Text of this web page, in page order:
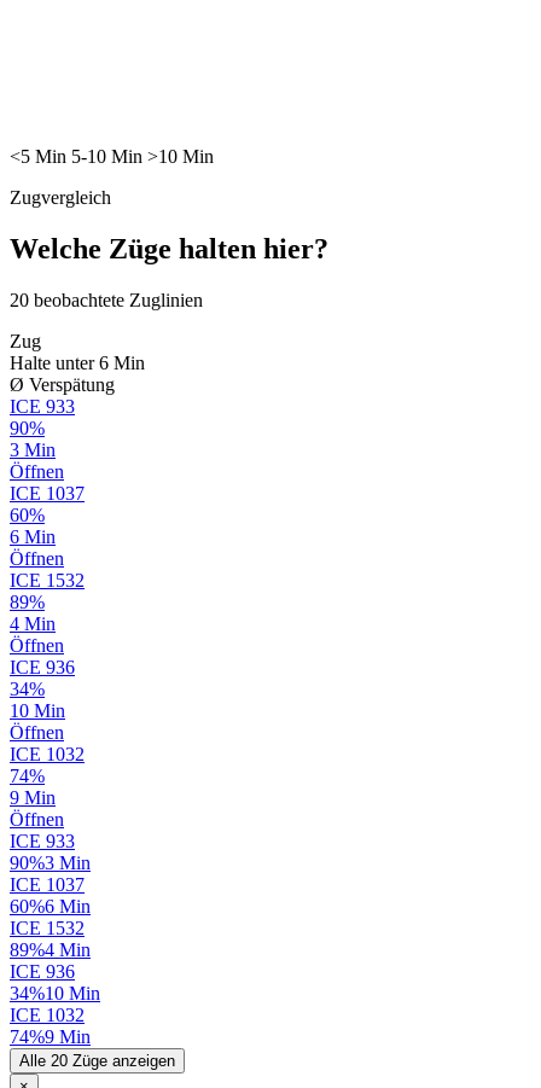
<5 Min 5-10 Min >10 Min
Zugvergleich
Welche Züge halten hier?
20 beobachtete Zuglinien
Zug
Halte unter 6 Min
Ø Verspätung
ICE 933
90%
3 Min
Öffnen
ICE 1037
60%
6 Min
Öffnen
ICE 1532
89%
4 Min
Öffnen
ICE 936
34%
10 Min
Öffnen
ICE 1032
74%
9 Min
Öffnen
ICE 933
90%3 Min
ICE 1037
60%6 Min
ICE 1532
89%4 Min
ICE 936
34%10 Min
ICE 1032
74%9 Min
Alle 20 Züge anzeigen